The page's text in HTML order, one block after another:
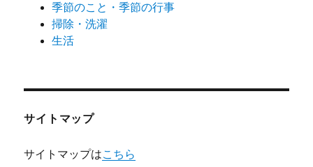
季節のこと・季節の行事
掃除・洗濯
生活
サイトマップ
サイトマップはこちら